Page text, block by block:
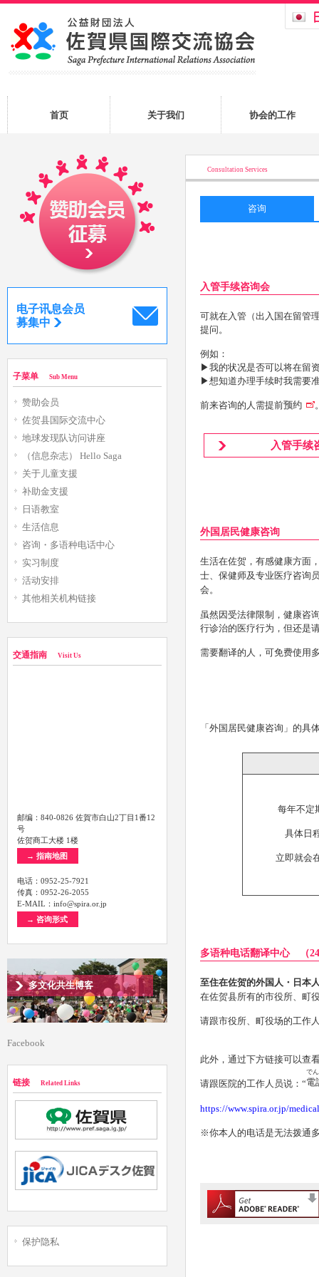
首页 关于我们 协会的工作
Consultation Services
咨询
入管手续咨询会​
可就在入管（出入国在留管
提问。
例如：
▶我的状况是否可以将在留
▶想知道办理手续时我需要
前来咨询的人需提前预约
入管手续
外国居民健康咨询
生活在佐贺，有感健康方面
士、保健师及专业医疗咨询
会。
虽然因受法律限制，健康咨
行诊治的医疗行为，但还是
需要翻译的人，可免费使用
「外国居民健康咨询」的具
每年不定
具体日
立即就会
多语种电话翻译中心 （
至住在佐贺的外国人 ・ 日本
在佐贺县所有的市役所、町
请跟市役所、町役场的工作
此外，通过下方链接可以查
请跟医院的工作人员说：“電
で
https://www.spira.or.jp/
※你本人的电话是无法拨通
电子讯息会员
募集中
子菜单 Sub Menu
赞助会员
佐贺县国际交流中心
地球发现队访问讲座
（信息杂志） Hello Saga
关于儿童支援
补助金支援
日语教室
生活信息
咨询・多语种电话中心
实习制度
活动安排
其他相关机构链接
交通指南 Visit Us
邮编：840-0826 佐賀市白山2丁目1番12
号
佐贺商工大楼 1楼
→ 指南地图
电话：0952-25-7921
传真：0952-26-2055
E-MAIL：info@spira.or.jp
→ 咨询形式
多文化共生博客
Facebook
链接 Related Links
保护隐私